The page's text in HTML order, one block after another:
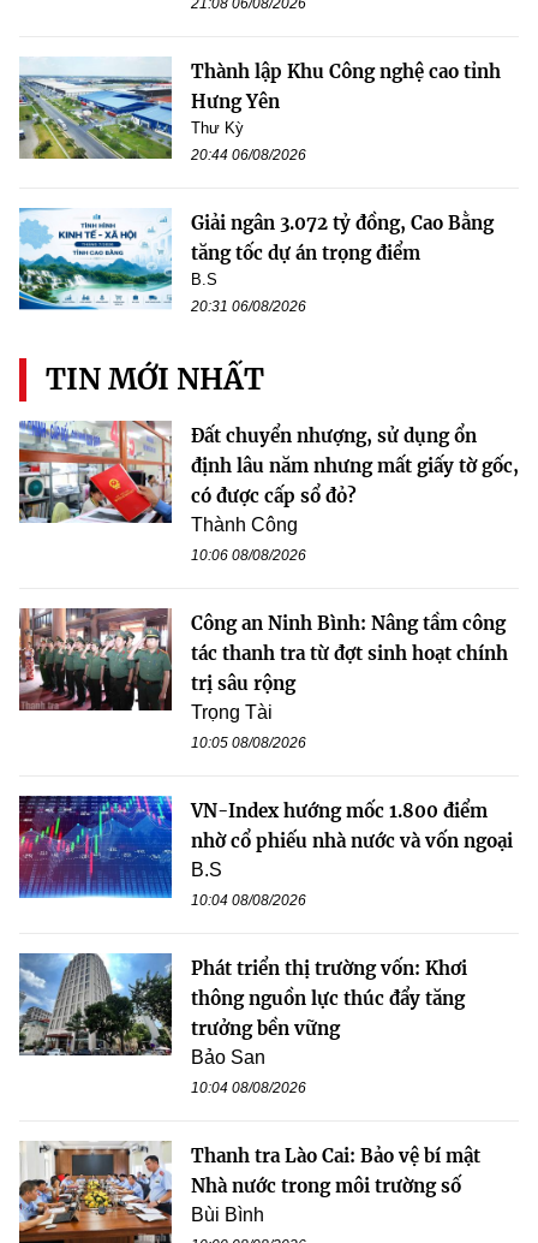
21:08 06/08/2026
Thành lập Khu Công nghệ cao tỉnh
Hưng Yên
Thư Kỳ
20:44 06/08/2026
Giải ngân 3.072 tỷ đồng, Cao Bằng
tăng tốc dự án trọng điểm
B.S
20:31 06/08/2026
TIN MỚI NHẤT
Đất chuyển nhượng, sử dụng ổn
định lâu năm nhưng mất giấy tờ gốc,
có được cấp sổ đỏ?
Thành Công
10:06 08/08/2026
Công an Ninh Bình: Nâng tầm công
tác thanh tra từ đợt sinh hoạt chính
trị sâu rộng
Trọng Tài
10:05 08/08/2026
VN-Index hướng mốc 1.800 điểm
nhờ cổ phiếu nhà nước và vốn ngoại
B.S
10:04 08/08/2026
Phát triển thị trường vốn: Khơi
thông nguồn lực thúc đẩy tăng
trưởng bền vững
Bảo San
10:04 08/08/2026
Thanh tra Lào Cai: Bảo vệ bí mật
Nhà nước trong môi trường số
Bùi Bình